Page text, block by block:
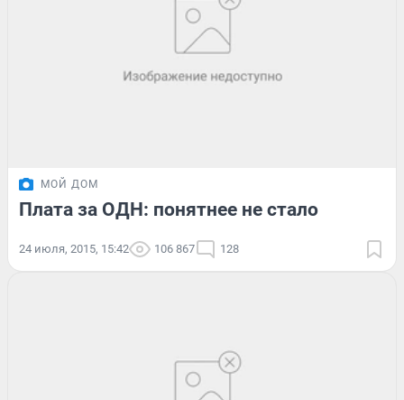
МОЙ ДОМ
Плата за ОДН: понятнее не стало
24 июля, 2015, 15:42 106 867 128